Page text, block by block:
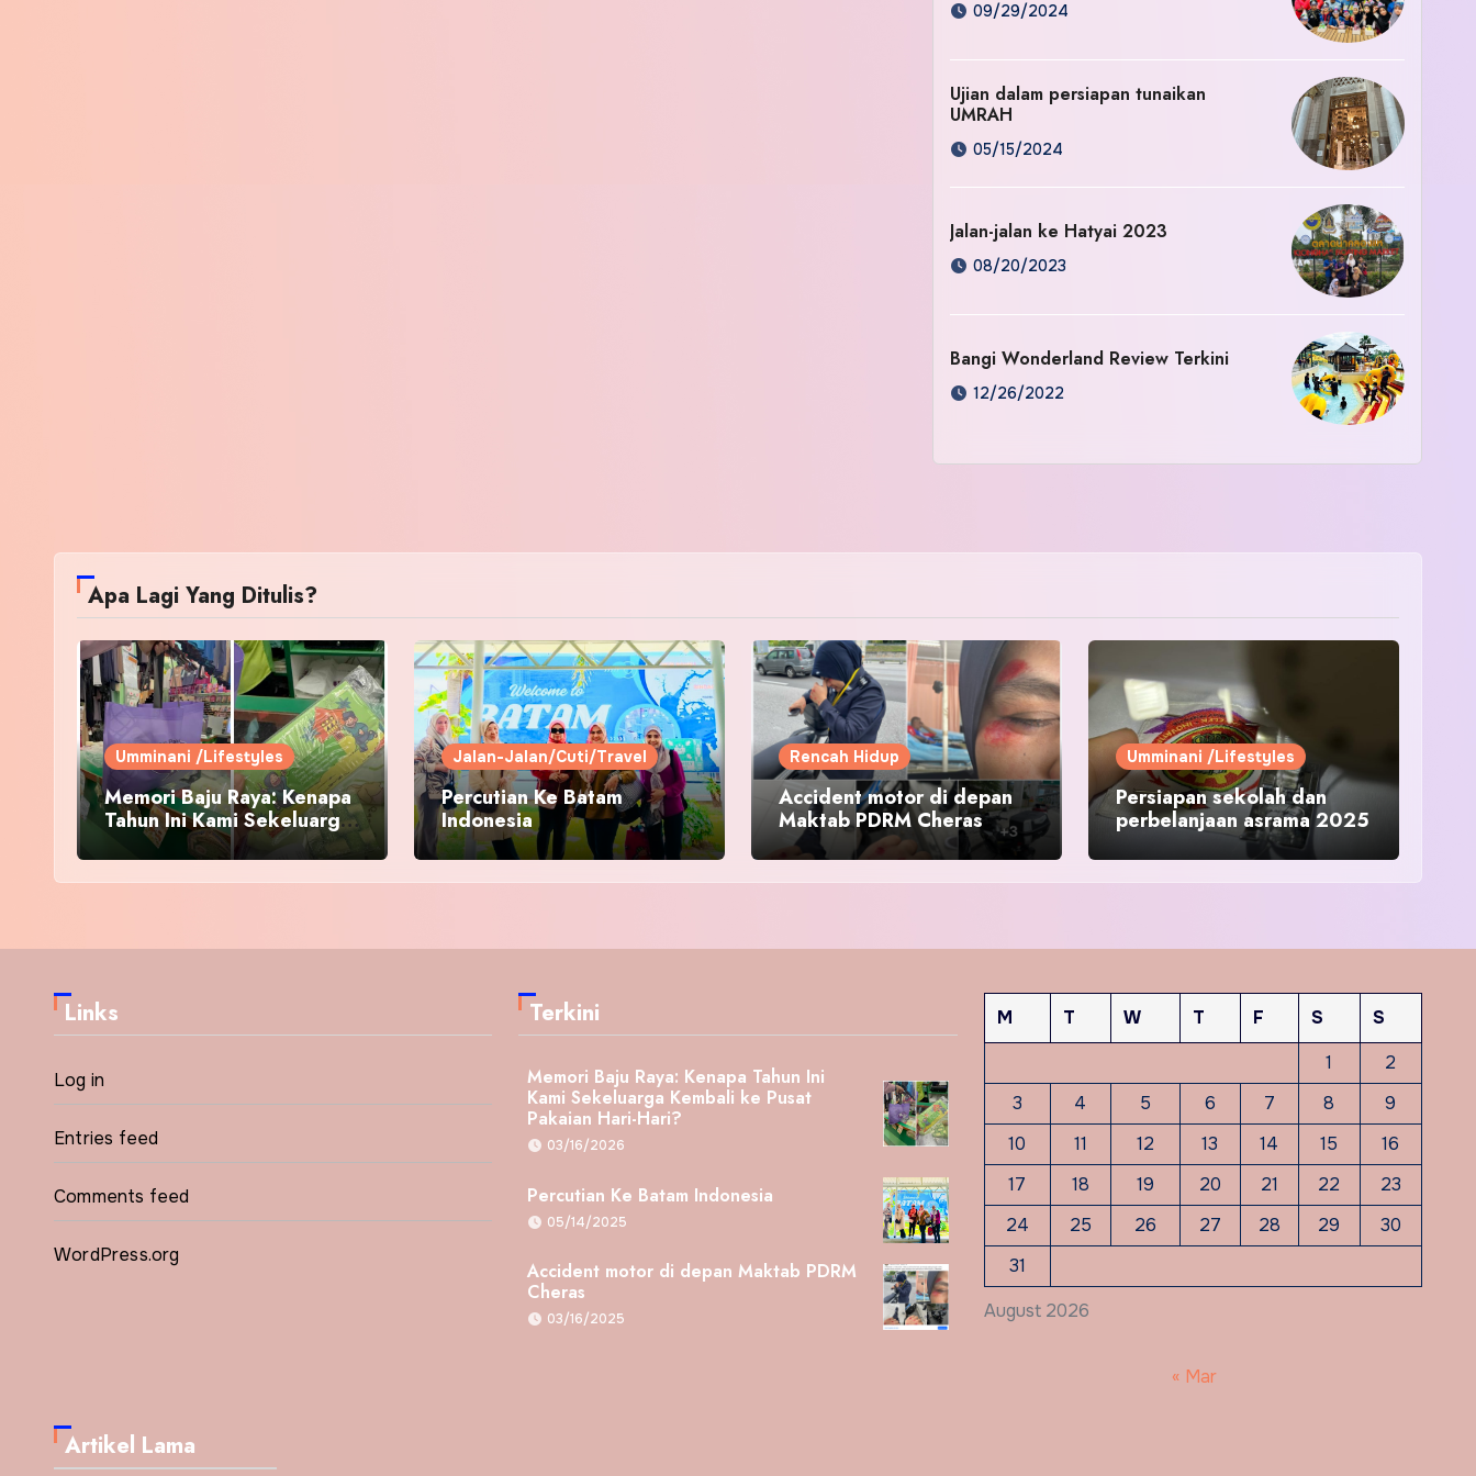
09/29/2024
Ujian dalam persiapan tunaikan
UMRAH
05/15/2024
Jalan-jalan ke Hatyai 2023
08/20/2023
Bangi Wonderland Review Terkini
12/26/2022
Apa Lagi Yang Ditulis?
Umminani /Lifestyles
Memori Baju Raya: Kenapa
Tahun Ini Kami Sekeluarga
Kembali ke Pusat Pakaian
Hari-Hari?
Jalan-Jalan/Cuti/Travel
Percutian Ke Batam
Indonesia
Rencah Hidup
Accident motor di depan
Maktab PDRM Cheras
Umminani /Lifestyles
Persiapan sekolah dan
perbelanjaan asrama 2025
Links
Log in
Entries feed
Comments feed
WordPress.org
Terkini
Memori Baju Raya: Kenapa Tahun Ini
Kami Sekeluarga Kembali ke Pusat
Pakaian Hari-Hari?
03/16/2026
Percutian Ke Batam Indonesia
05/14/2025
Accident motor di depan Maktab PDRM
Cheras
03/16/2025 August 2026
M T W T F S
S
1
2
3
4 5 6 7 8
9
10
11 12 13 14 15
16
17
18 19 20 21 22
23
24
25 26 27 28 29
30
31
« Mar
Artikel Lama